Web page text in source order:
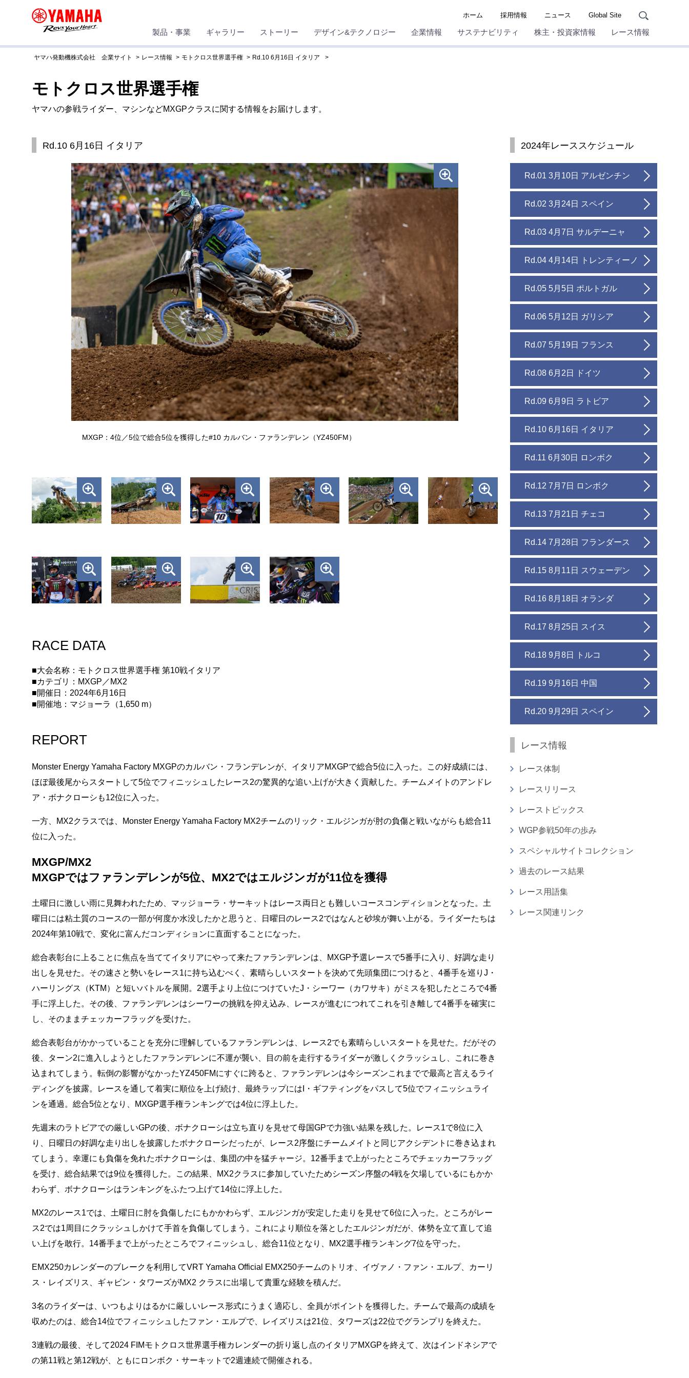
ホーム 採用情報 ニュース Global Site
製品・事業 ギャラリー ストーリー デザイン&テクノロジー 企業情報 サステナビリティ 株主・投資家情報 レース情報
ヤマハ発動機株式会社 企業サイト レース情報 モトクロス世界選手権 Rd.10 6月16日 イタリア
モトクロス世界選手権
ヤマハの参戦ライダー、マシンなどMXGPクラスに関する情報をお届けします。
Rd.10 6月16日 イタリア
MXGP：4位／5位で総合5位を獲得した#10 カルバン・ファランデレン（YZ450FM）
RACE DATA
■大会名称：モトクロス世界選手権 第10戦イタリア
■カテゴリ：MXGP／MX2
■開催日：2024年6月16日
■開催地：マジョーラ（1,650 m）
REPORT
Monster Energy Yamaha Factory MXGPのカルバン・フランデレンが、イタリアMXGPで総合5位に入った。この好成績には、
ほぼ最後尾からスタートして5位でフィニッシュしたレース2の驚異的な追い上げが大きく貢献した。チームメイトのアンドレ
ア・ボナクローシも12位に入った。
一方、MX2クラスでは、Monster Energy Yamaha Factory MX2チームのリック・エルジンガが肘の負傷と戦いながらも総合11
位に入った。
MXGP/MX2
MXGPではファランデレンが5位、MX2ではエルジンガが11位を獲得
土曜日に激しい雨に見舞われたため、マッジョーラ・サーキットはレース両日とも難しいコースコンディションとなった。土
曜日には粘土質のコースの一部が何度か水没したかと思うと、日曜日のレース2ではなんと砂埃が舞い上がる。ライダーたちは
2024年第10戦で、変化に富んだコンディションに直面することになった。
総合表彰台に上ることに焦点を当ててイタリアにやって来たファランデレンは、MXGP予選レースで5番手に入り、好調な走り
出しを見せた。その速さと勢いをレース1に持ち込むべく、素晴らしいスタートを決めて先頭集団につけると、4番手を巡りJ・
ハーリングス（KTM）と短いバトルを展開。2選手より上位につけていたJ・シーワー（カワサキ）がミスを犯したところで4番
手に浮上した。その後、ファランデレンはシーワーの挑戦を抑え込み、レースが進むにつれてこれを引き離して4番手を確実に
し、そのままチェッカーフラッグを受けた。
総合表彰台がかかっていることを充分に理解しているファランデレンは、レース2でも素晴らしいスタートを見せた。だがその
後、ターン2に進入しようとしたファランデレンに不運が襲い、目の前を走行するライダーが激しくクラッシュし、これに巻き
込まれてしまう。転倒の影響がなかったYZ450FMにすぐに跨ると、ファランデレンは今シーズンこれまでで最高と言えるライ
ディングを披露。レースを通して着実に順位を上げ続け、最終ラップにはI・ギフティングをパスして5位でフィニッシュライ
ンを通過。総合5位となり、MXGP選手権ランキングでは4位に浮上した。
先週末のラトビアでの厳しいGPの後、ボナクローシは立ち直りを見せて母国GPで力強い結果を残した。レース1で8位に入
り、日曜日の好調な走り出しを披露したボナクローシだったが、レース2序盤にチームメイトと同じアクシデントに巻き込まれ
てしまう。幸運にも負傷を免れたボナクローシは、集団の中を猛チャージ。12番手まで上がったところでチェッカーフラッグ
を受け、総合結果では9位を獲得した。この結果、MX2クラスに参加していたためシーズン序盤の4戦を欠場しているにもかか
わらず、ボナクローシはランキングをふたつ上げて14位に浮上した。
MX2のレース1では、土曜日に肘を負傷したにもかかわらず、エルジンガが安定した走りを見せて6位に入った。ところがレー
ス2では1周目にクラッシュしかけて手首を負傷してしまう。これにより順位を落としたエルジンガだが、体勢を立て直して追
い上げを敢行。14番手まで上がったところでフィニッシュし、総合11位となり、MX2選手権ランキング7位を守った。
EMX250カレンダーのブレークを利用してVRT Yamaha Official EMX250チームのトリオ、イヴァノ・ファン・エルプ、カーリ
ス・レイズリス、ギャビン・タワーズがMX2 クラスに出場して貴重な経験を積んだ。
3名のライダーは、いつもよりはるかに厳しいレース形式にうまく適応し、全員がポイントを獲得した。チームで最高の成績を
収めたのは、総合14位でフィニッシュしたファン・エルプで、レイズリスは21位、タワーズは22位でグランプリを終えた。
3連戦の最後、そして2024 FIMモトクロス世界選手権カレンダーの折り返し点のイタリアMXGPを終えて、次はインドネシアで
の第11戦と第12戦が、ともにロンボク・サーキットで2週連続で開催される。
2024年レーススケジュール
Rd.01 3月10日 アルゼンチン
Rd.02 3月24日 スペイン
Rd.03 4月7日 サルデーニャ
Rd.04 4月14日 トレンティーノ
Rd.05 5月5日 ポルトガル
Rd.06 5月12日 ガリシア
Rd.07 5月19日 フランス
Rd.08 6月2日 ドイツ
Rd.09 6月9日 ラトビア
Rd.10 6月16日 イタリア
Rd.11 6月30日 ロンボク
Rd.12 7月7日 ロンボク
Rd.13 7月21日 チェコ
Rd.14 7月28日 フランダース
Rd.15 8月11日 スウェーデン
Rd.16 8月18日 オランダ
Rd.17 8月25日 スイス
Rd.18 9月8日 トルコ
Rd.19 9月16日 中国
Rd.20 9月29日 スペイン
レース情報
レース体制
レースリリース
レーストピックス
WGP参戦50年の歩み
スペシャルサイトコレクション
過去のレース結果
レース用語集
レース関連リンク